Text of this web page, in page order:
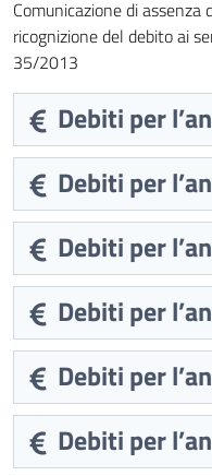
Comunicazione di assenza
ricognizione del debito ai
35/2013
Debiti per
Debiti per
Debiti per
Debiti per
Debiti per
Debiti per